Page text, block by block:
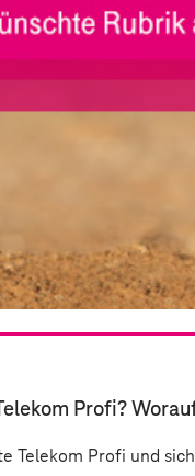
Profi?
Telekom Profi und